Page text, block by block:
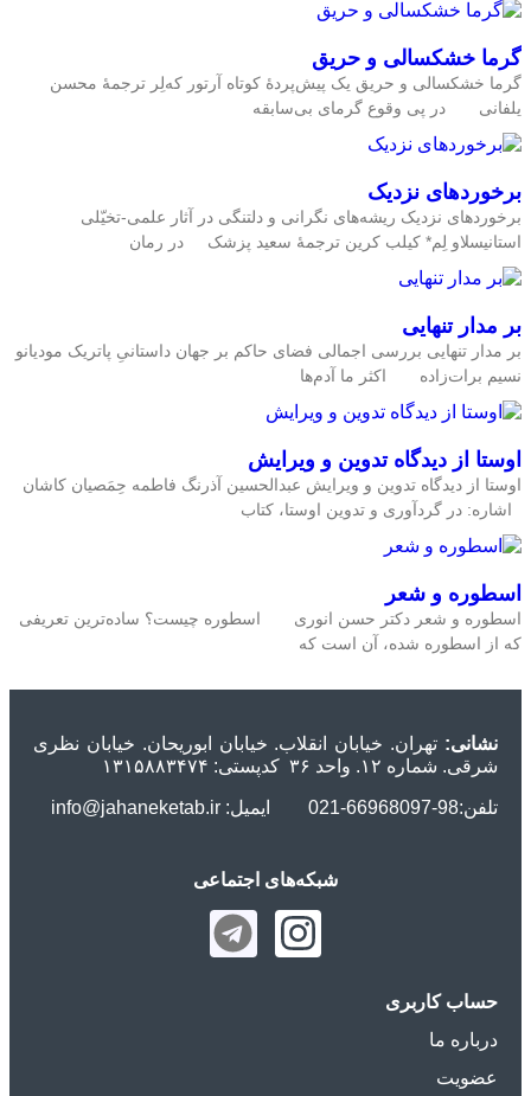
گرما خشکسالی و حریق
گرما خشکسالی و حریق یک پیش‌پردۀ کوتاه آرتور که‌لِر ترجمۀ محسن
یلفانی در پی وقوع گرمای بی‌سابقه
برخوردهای نزدیک
برخوردهای نزدیک ریشه‌های نگرانی و دلتنگی در آثار علمی-تخیّلی
استانیسلاو لِم* کیلب کرین ترجمۀ سعید پزشک در رمان
بر مدار تنهایی
بر مدار تنهایی بررسی اجمالی فضای حاکم بر جهان داستانیِ پاتریک مودیانو
نسیم برات‌زاده اکثر ما آدم‌ها
اوستا از دیدگاه تدوین و ویرایش
اوستا از دیدگاه تدوین و ویرایش عبدالحسین آذرنگ فاطمه حِمَصیان کاشان
اشاره: در گردآوری و تدوین اوستا، کتاب
اسطوره و شعر
اسطوره و شعر دکتر حسن انوری اسطوره چیست؟ ساده‌ترین تعریفی
که از اسطوره شده، آن است که
نشانی: تهران. خیابان انقلاب. خیابان ابوریحان. خیابان نظری
شرقی. شماره ۱۲. واحد ۳۶ کدپستی: ۱۳۱۵۸۸۳۴۷۴
تلفن:98-66968097-021 ایمیل: info@jahaneketab.ir
شبکه‌های اجتماعی
حساب کاربری
درباره ما
عضویت